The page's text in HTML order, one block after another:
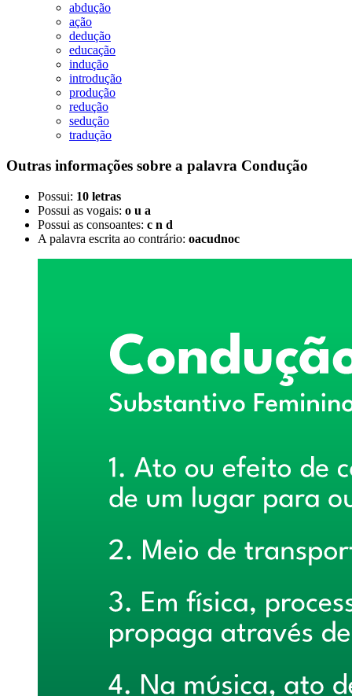
abdução
ação
dedução
educação
indução
introdução
produção
redução
sedução
tradução
Outras informações sobre a palavra Condução
Possui: 10 letras
Possui as vogais: o u a
Possui as consoantes: c n d
A palavra escrita ao contrário: oacudnoc